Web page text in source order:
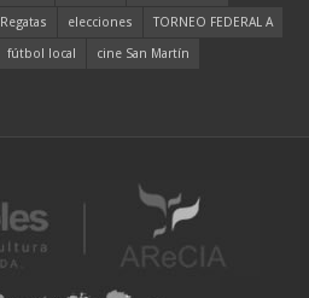
Regatas elecciones
TORNEO FEDERAL A
fútbol local cine San Martín